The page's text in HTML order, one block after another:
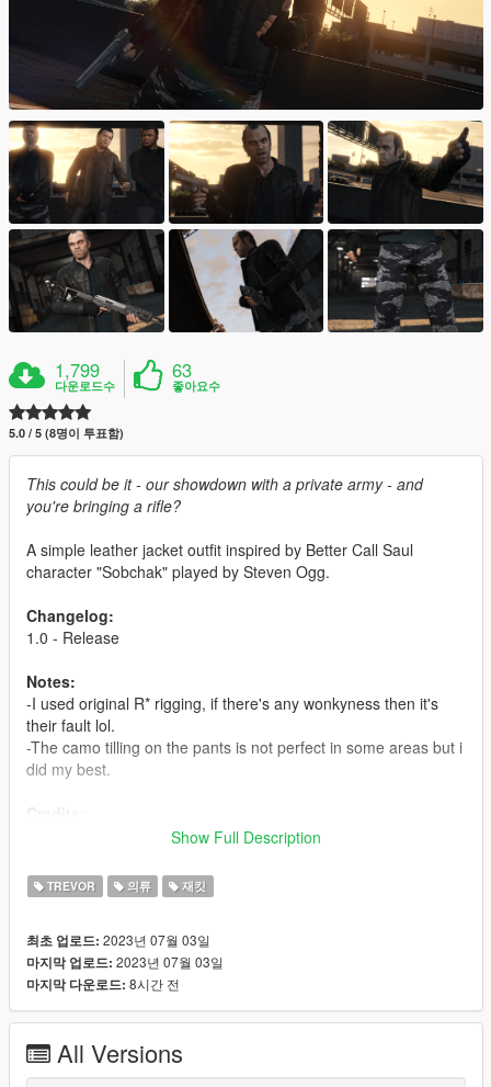
1,799
다운로드수
63
좋아요수
5.0 / 5 (8명이 투표함)
This could be it - our showdown with a private army - and
you're bringing a rifle?
A simple leather jacket outfit inspired by Better Call Saul
character "Sobchak" played by Steven Ogg.
Changelog:
1.0 - Release
Notes:
-I used original R* rigging, if there's any wonkyness then it's
their fault lol.
-The camo tilling on the pants is not perfect in some areas but i
did my best.
Rockstar Games - Original assets
Installation:
1.Open the zip and then drag and drop the "slick_trevor1"
folder to mods\update\x64\dlcpacks.
2.Add slick_trevor1 entry to dlclist.xml located in
mods\update\update.rpf\common\data (Look at original lines
3.This mod replaces parts of unused firefighter outfit. A
menyoo trainer preset is included for quicker access.
Show Full Description
TREVOR 의류 재킷
최초 업로드: 2023년 07월 03일
마지막 업로드: 2023년 07월 03일
마지막 다운로드: 8시간 전
All Versions